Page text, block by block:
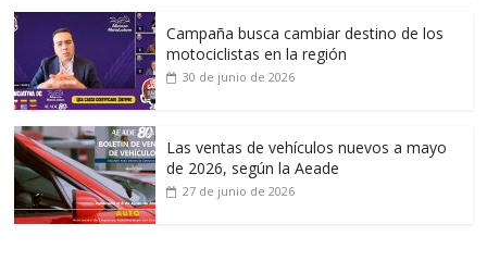
Campaña busca cambiar destino de los
motociclistas en la región
30 de junio de 2026
Las ventas de vehículos nuevos a mayo
de 2026, según la Aeade
27 de junio de 2026